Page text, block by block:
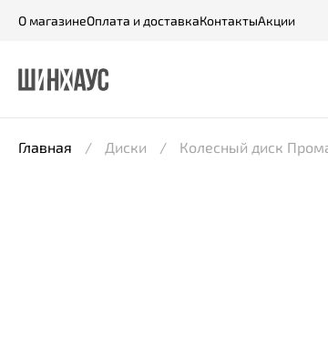
О магазинеОплата и доставкаКонтактыАкции
Главная Диски Колесный диск